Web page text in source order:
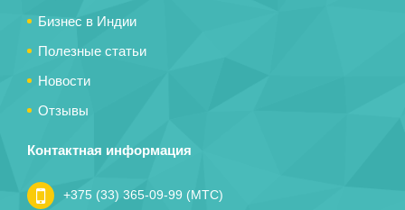
Бизнес в Индии
Полезные статьи
Новости
Отзывы
Контактная информация
+375 (33) 365-09-99 (МТС)